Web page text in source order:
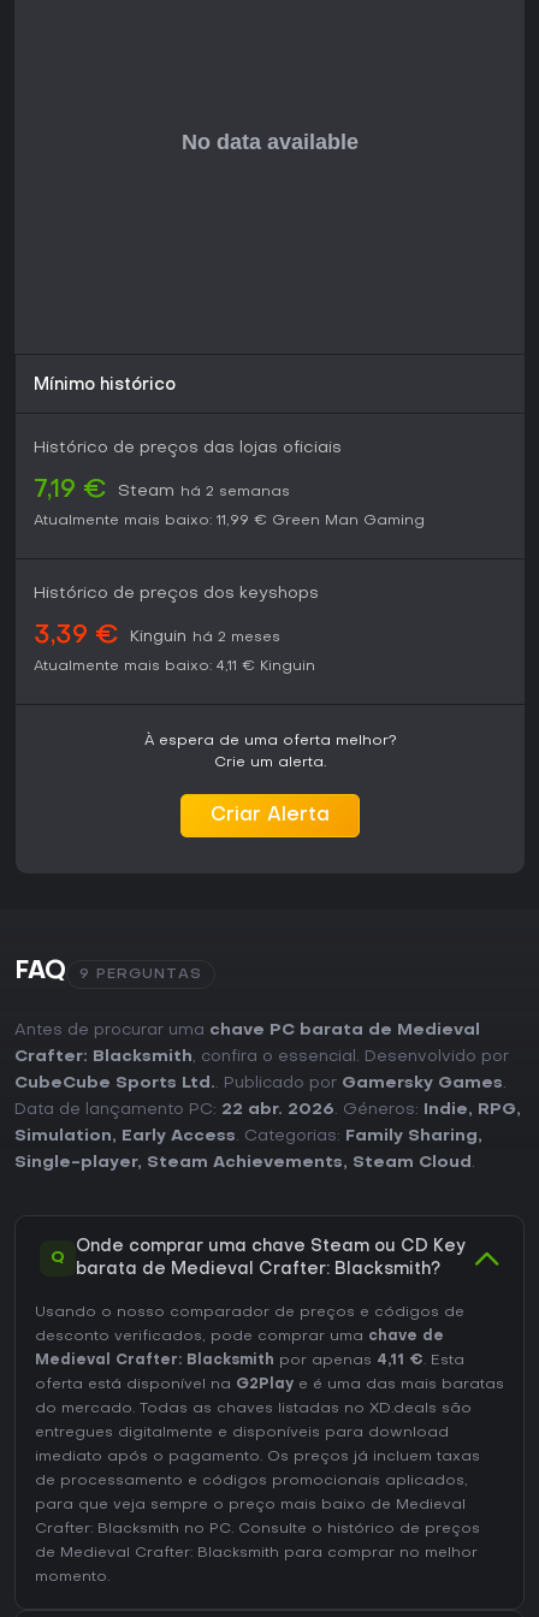
Mínimo histórico
Histórico de preços das lojas oficiais
7,19 € Steam
há 2 semanas
Atualmente mais baixo: 11,99 € Green Man Gaming
Histórico de preços dos keyshops
3,39 € Kinguin
há 2 meses
Atualmente mais baixo: 4,11 € Kinguin
À espera de uma oferta melhor?
Crie um alerta.
Criar Alerta
FAQ 9 PERGUNTAS
Antes de procurar uma chave PC barata de Medieval
Crafter: Blacksmith, confira o essencial. Desenvolvido por
CubeCube Sports Ltd.. Publicado por Gamersky Games.
Data de lançamento PC: 22 abr. 2026. Géneros: Indie, RPG,
Simulation, Early Access. Categorias: Family Sharing,
Single-player, Steam Achievements, Steam Cloud .
Q
Onde comprar uma chave Steam ou CD Key
barata de Medieval Crafter: Blacksmith?
Usando o nosso comparador de preços e códigos de
desconto verificados, pode comprar uma chave de
Medieval Crafter: Blacksmith por apenas 4,11 €. Esta
oferta está disponível na G2Play e é uma das mais baratas
do mercado. Todas as chaves listadas no XD.deals são
entregues digitalmente e disponíveis para download
imediato após o pagamento. Os preços já incluem taxas
de processamento e códigos promocionais aplicados,
para que veja sempre o preço mais baixo de Medieval
Crafter: Blacksmith no PC. Consulte o histórico de preços
de Medieval Crafter: Blacksmith para comprar no melhor
momento.